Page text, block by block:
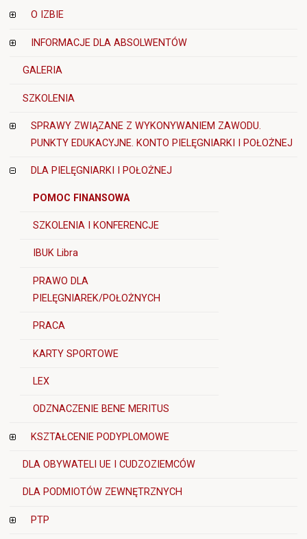
O IZBIE
INFORMACJE DLA ABSOLWENTÓW
GALERIA
SZKOLENIA
SPRAWY ZWIĄZANE Z WYKONYWANIEM ZAWODU.
PUNKTY EDUKACYJNE. KONTO PIELĘGNIARKI I POŁOŻNEJ
DLA PIELĘGNIARKI I POŁOŻNEJ
POMOC FINANSOWA
SZKOLENIA I KONFERENCJE
IBUK Libra
PRAWO DLA
PIELĘGNIAREK/POŁOŻNYCH
PRACA
KARTY SPORTOWE
LEX
ODZNACZENIE BENE MERITUS
KSZTAŁCENIE PODYPLOMOWE
DLA OBYWATELI UE I CUDZOZIEMCÓW
DLA PODMIOTÓW ZEWNĘTRZNYCH
PTP